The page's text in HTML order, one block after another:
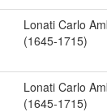
Lonati Carlo
(1645-1715)
Lonati Carlo
(1645-1715)